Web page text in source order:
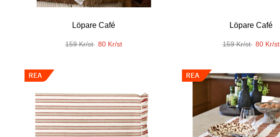
Löpare Café
159 Kr/st 80 Kr/st
Löpare Café
159 Kr/st 80 Kr/st